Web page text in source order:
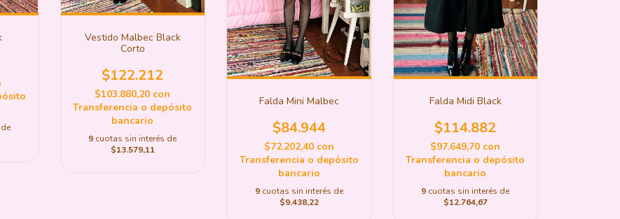
Vestido Malbec Black
Corto
$122.212
$103.880,20 con
Transferencia o depósito
bancario
9 cuotas sin interés de
$13.579,11
Falda Mini Malbec
$84.944
$72.202,40 con
Transferencia o depósito
bancario
9 cuotas sin interés de
$9.438,22
Falda Midi Black
$114.882
$97.649,70 con
Transferencia o depósito
bancario
9 cuotas sin interés de
$12.764,67